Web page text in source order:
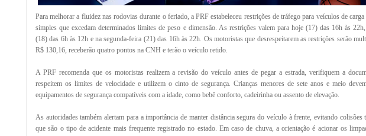
Para melhorar a fluidez nas rodovias durante o feriado, a PRF estabeleceu restrições de tráfego para veículos de carga
simples que excedam determinados limites de peso e dimensão. As restrições valem para hoje (17) das 16h às
(18) das 6h às 12h e na segunda-feira (21) das 16h às 22h. Os motoristas que desrespeitarem as restrições serão
R$ 130,16, receberão quatro pontos na CNH e terão o veículo retido.
A PRF recomenda que os motoristas realizem a revisão do veículo antes de pegar a estrada, verifiquem a
respeitem os limites de velocidade e utilizem o cinto de segurança. Crianças menores de sete anos e meio
equipamentos de segurança compatíveis com a idade, como bebê conforto, cadeirinha ou assento de elevação.
As autoridades também alertam para a importância de manter distância segura do veículo à frente, evitando colisões
que são o tipo de acidente mais frequente registrado no estado. Em caso de chuva, a orientação é acionar os